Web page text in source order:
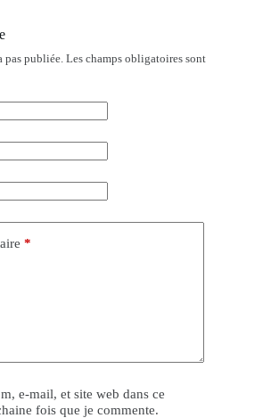
pas publiée. Les champs obligatoires sont
*
e-mail, et site web dans ce
fois que je commente.